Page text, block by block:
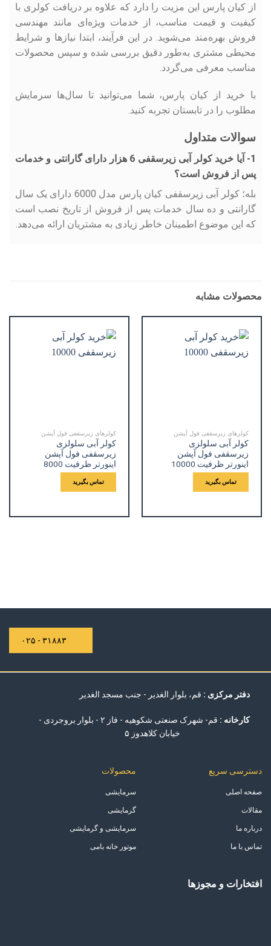
از کیان پارس این مزیت را دارد که علاوه بر دریافت کولری با
کیفیت و قیمت مناسب، از خدمات ویژه‌ای مانند مهندسی
فروش بهره‌مند می‌شوید. در این فرآیند، ابتدا نیازها و شرایط
محیطی مشتری به‌طور دقیق بررسی شده و سپس محصولات
مناسب معرفی می‌گردد.
با خرید از کیان پارس، شما می‌توانید تا سال‌ها سرمایش
مطلوب را در تابستان تجربه کنید.
سوالات متداول
1- آیا خرید کولر آبی زیرسقفی 6 هزار دارای گارانتی و خدمات
پس از فروش است؟
بله؛ کولر آبی زیرسقفی کیان پارس مدل 6000 دارای یک سال
گارانتی و ده سال خدمات پس از فروش از تاریخ نصب است
که این موضوع اطمینان خاطر زیادی به مشتریان ارائه می‌دهد.
محصولات مشابه
کولرهای زیرسقفی فول آپشن
کولر آبی سلولزی
زیرسقفی فول آپشن
اینورتر ظرفیت 10000
تماس بگیرید
کولرهای زیرسقفی فول آپشن
کولر آبی سلولزی
زیرسقفی فول آپشن
اینورتر ظرفیت 8000
تماس بگیرید
۳۱۸۸۳ - ۰۲۵
دفتر مرکزی : قم، بلوار الغدیر - جنب مسجد الغدیر
کارخانه :
قم- شهرک صنعتی شکوهیه - فاز ۲ - بلوار بروجردی -
خیابان کلاهدوز ۵
دسترسی سریع
صفحه اصلی
مقالات
درباره ما
تماس با ما
محصولات
سرمایشی
گرمایشی
سرمایشی و گرمایشی
موتور خانه بامی
افتخارات و مجوزها